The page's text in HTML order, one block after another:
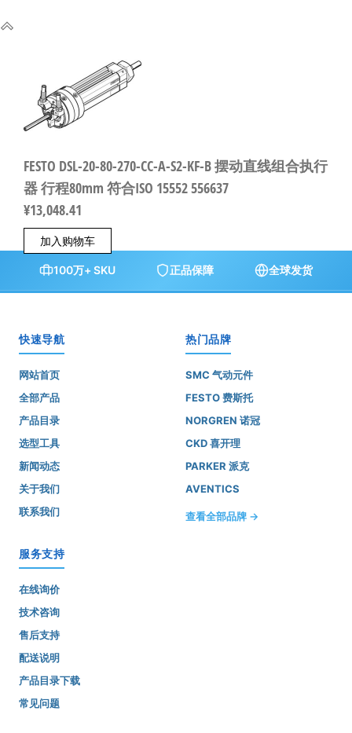
FESTO DSL-20-80-270-CC-A-S2-KF-B 摆动直线组合执行
器 行程80mm 符合ISO 15552 556637
¥13,048.41
加入购物车
100万+ SKU 正品保障 全球发货
快速导航
网站首页
全部产品
产品目录
选型工具
新闻动态
关于我们
联系我们
热门品牌
SMC 气动元件
FESTO 费斯托
NORGREN 诺冠
CKD 喜开理
PARKER 派克
AVENTICS
查看全部品牌 →
服务支持
在线询价
技术咨询
售后支持
配送说明
产品目录下载
常见问题